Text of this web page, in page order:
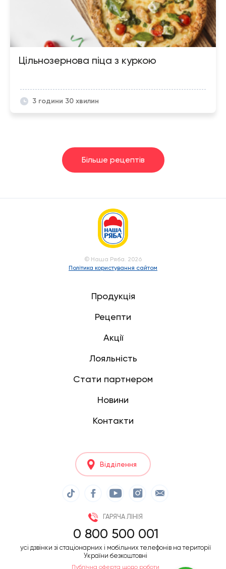
Цільнозернова піца з куркою
3 години 30 хвилин
Більше рецептів
© Наша Ряба. 2026
Політика користування сайтом
Продукція
Рецепти
Акції
Лояльність
Стати партнером
Новини
Контакти
Відділення
ГАРЯЧА ЛІНІЯ
0 800 500 001
усі дзвінки зі стаціонарних і мобільних телефонів на території
України безкоштовні
Публічна оферта щодо роботи